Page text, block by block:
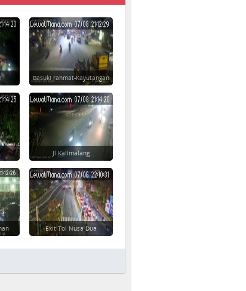
Basuki rahmat-Kayutangan
Jl Kalimalang
Exit Tol Nusa Dua